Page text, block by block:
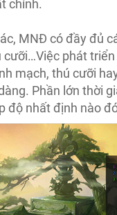
chính.
MNĐ có đầy đủ
phát
mạch, thú cưỡi
Phần lớn thời
độ nhất định nào